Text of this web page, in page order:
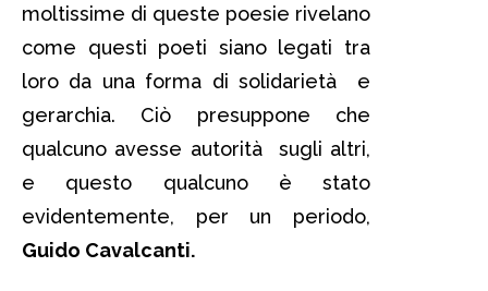
moltissime di queste poesie rivelano
come questi poeti siano legati tra
loro da una forma di solidarietà e
gerarchia. Ciò presuppone che
qualcuno avesse autorità sugli altri,
e questo qualcuno è stato
evidentemente, per un periodo,
Guido Cavalcanti.